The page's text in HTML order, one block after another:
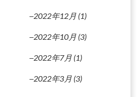
2022年12月 (1)
2022年10月 (3)
2022年7月 (1)
2022年3月 (3)